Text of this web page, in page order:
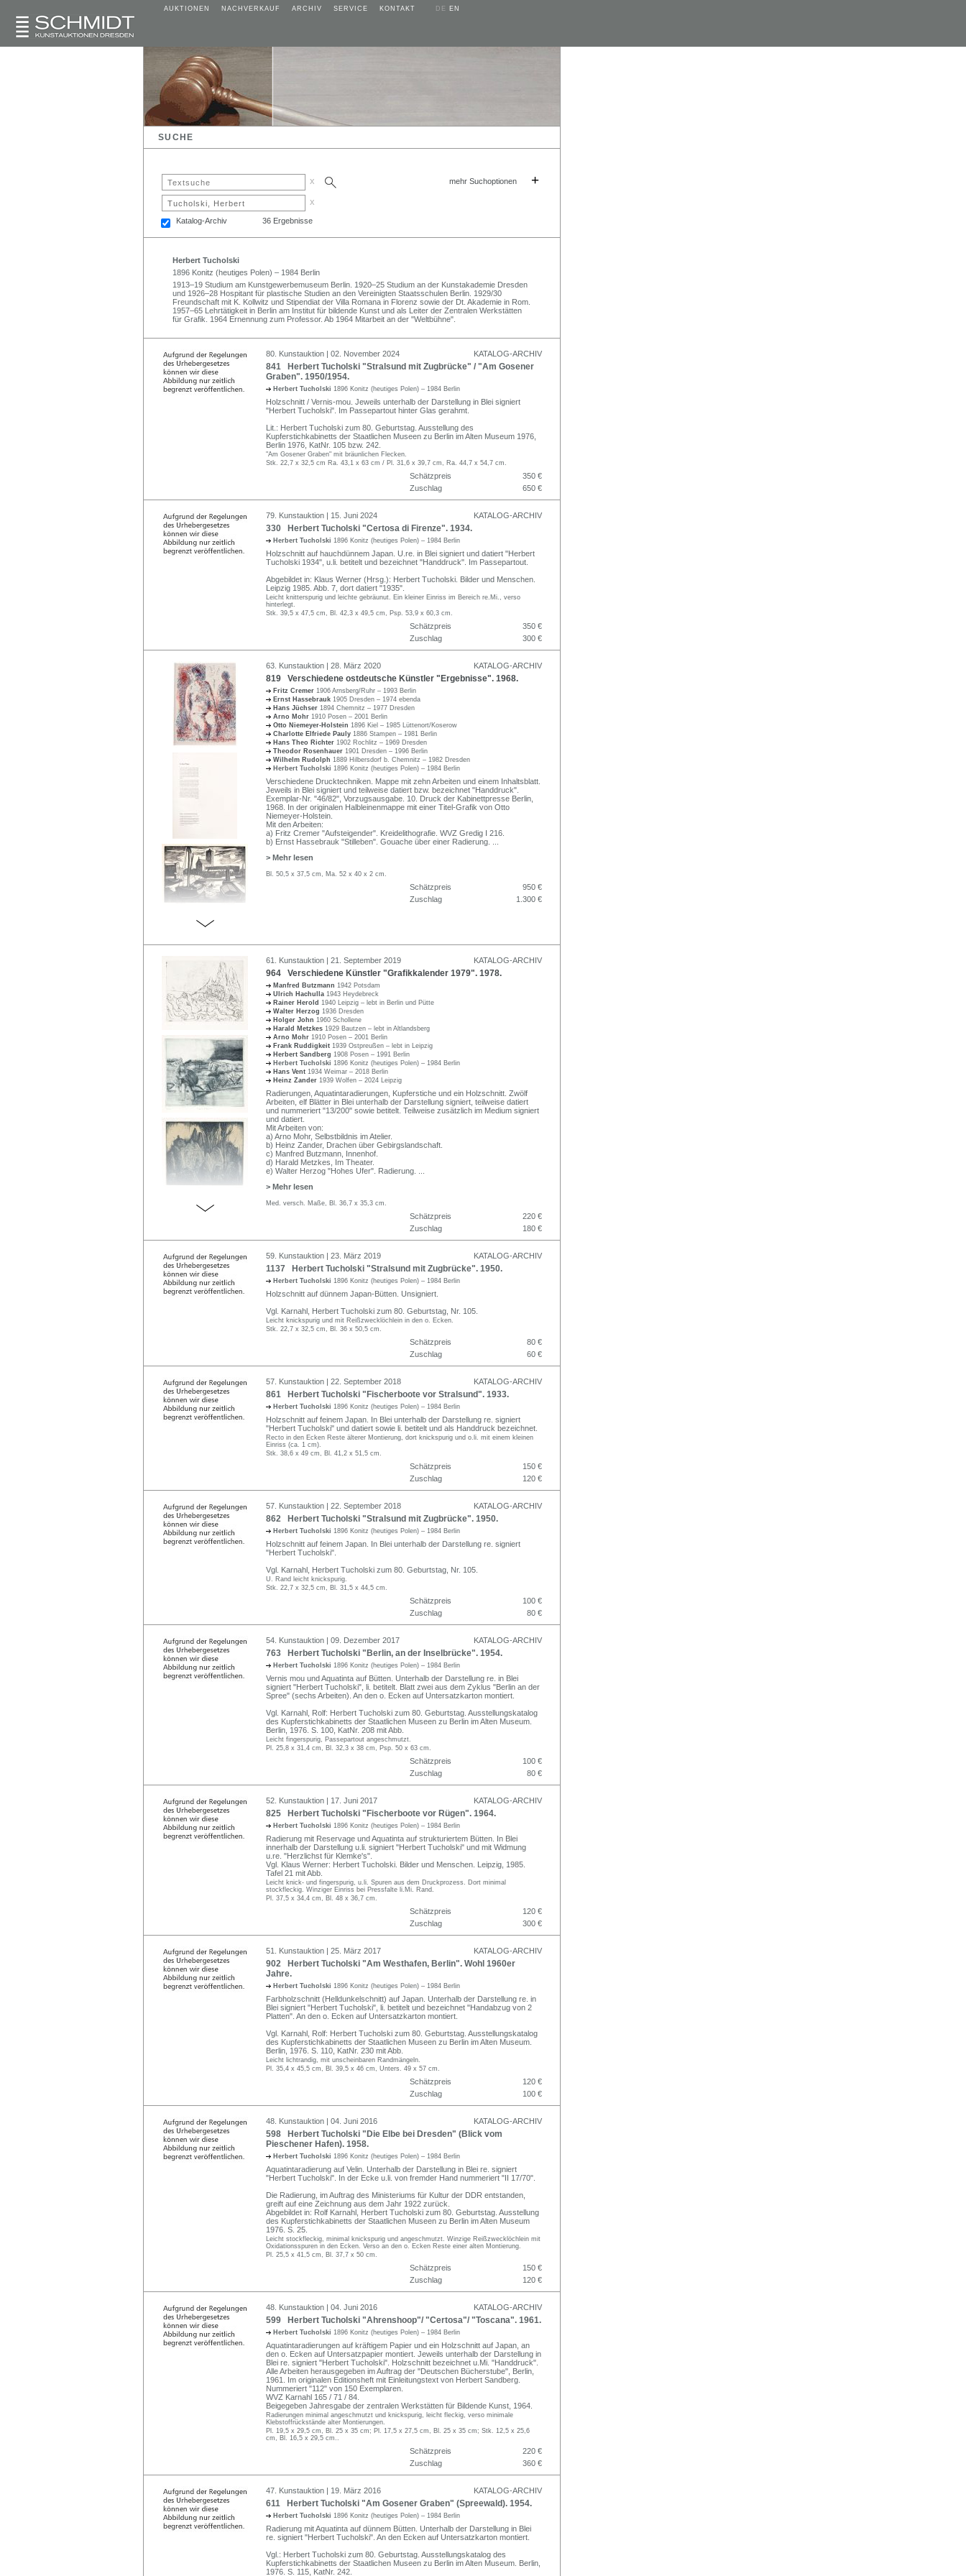
AUKTIONEN NACHVERKAUF ARCHIV SERVICE KONTAKT DE EN
SUCHE
x mehr Suchoptionen +
x
Katalog-Archiv 36 Ergebnisse
Herbert Tucholski
1896 Konitz (heutiges Polen) – 1984 Berlin
1913–19 Studium am Kunstgewerbemuseum Berlin. 1920–25 Studium an der Kunstakademie Dresden
und 1926–28 Hospitant für plastische Studien an den Vereinigten Staatsschulen Berlin. 1929/30
Freundschaft mit K. Kollwitz und Stipendiat der Villa Romana in Florenz sowie der Dt. Akademie in Rom.
1957–65 Lehrtätigkeit in Berlin am Institut für bildende Kunst und als Leiter der Zentralen Werkstätten
für Grafik. 1964 Ernennung zum Professor. Ab 1964 Mitarbeit an der "Weltbühne".
80. Kunstauktion | 02. November 2024 KATALOG-ARCHIV
841 Herbert Tucholski "Stralsund mit Zugbrücke" / "Am Gosener
Graben". 1950/1954.
Herbert Tucholski 1896 Konitz (heutiges Polen) – 1984 Berlin
Holzschnitt / Vernis-mou. Jeweils unterhalb der Darstellung in Blei signiert
"Herbert Tucholski". Im Passepartout hinter Glas gerahmt.
Lit.: Herbert Tucholski zum 80. Geburtstag. Ausstellung des
Kupferstichkabinetts der Staatlichen Museen zu Berlin im Alten Museum 1976,
Berlin 1976, KatNr. 105 bzw. 242.
"Am Gosener Graben" mit bräunlichen Flecken.
Stk. 22,7 x 32,5 cm Ra. 43,1 x 63 cm / Pl. 31,6 x 39,7 cm, Ra. 44,7 x 54,7 cm.
Schätzpreis
350 €
Zuschlag
650 €
79. Kunstauktion | 15. Juni 2024 KATALOG-ARCHIV
330 Herbert Tucholski "Certosa di Firenze". 1934.
Herbert Tucholski 1896 Konitz (heutiges Polen) – 1984 Berlin
Holzschnitt auf hauchdünnem Japan. U.re. in Blei signiert und datiert "Herbert
Tucholski 1934", u.li. betitelt und bezeichnet "Handdruck". Im Passepartout.
Abgebildet in: Klaus Werner (Hrsg.): Herbert Tucholski. Bilder und Menschen.
Leipzig 1985. Abb. 7, dort datiert "1935".
Leicht knitterspurig und leichte gebräunut. Ein kleiner Einriss im Bereich re.Mi., verso
hinterlegt.
Stk. 39,5 x 47,5 cm, Bl. 42,3 x 49,5 cm, Psp. 53,9 x 60,3 cm.
Schätzpreis
350 €
Zuschlag
300 €
63. Kunstauktion | 28. März 2020 KATALOG-ARCHIV
819 Verschiedene ostdeutsche Künstler "Ergebnisse". 1968.
Fritz Cremer 1906 Arnsberg/Ruhr – 1993 Berlin
Ernst Hassebrauk 1905 Dresden – 1974 ebenda
Hans Jüchser 1894 Chemnitz – 1977 Dresden
Arno Mohr 1910 Posen – 2001 Berlin
Otto Niemeyer-Holstein 1896 Kiel – 1985 Lüttenort/Koserow
Charlotte Elfriede Pauly 1886 Stampen – 1981 Berlin
Hans Theo Richter 1902 Rochlitz – 1969 Dresden
Theodor Rosenhauer 1901 Dresden – 1996 Berlin
Wilhelm Rudolph 1889 Hilbersdorf b. Chemnitz – 1982 Dresden
Herbert Tucholski 1896 Konitz (heutiges Polen) – 1984 Berlin
Verschiedene Drucktechniken. Mappe mit zehn Arbeiten und einem Inhaltsblatt.
Jeweils in Blei signiert und teilweise datiert bzw. bezeichnet "Handdruck".
Exemplar-Nr. "46/82", Vorzugsausgabe. 10. Druck der Kabinettpresse Berlin,
1968. In der originalen Halbleinenmappe mit einer Titel-Grafik von Otto
Niemeyer-Holstein.
Mit den Arbeiten:
a) Fritz Cremer "Aufsteigender". Kreidelithografie. WVZ Gredig I 216.
b) Ernst Hassebrauk "Stilleben". Gouache über einer Radierung.
> Mehr lesen
Bl. 50,5 x 37,5 cm, Ma. 52 x 40 x 2 cm.
Schätzpreis
950 €
Zuschlag
1.300 €
61. Kunstauktion | 21. September 2019 KATALOG-ARCHIV
964 Verschiedene Künstler "Grafikkalender 1979". 1978.
Manfred Butzmann 1942 Potsdam
Ulrich Hachulla 1943 Heydebreck
Rainer Herold 1940 Leipzig – lebt in Berlin und Pütte
Walter Herzog 1936 Dresden
Holger John 1960 Schollene
Harald Metzkes 1929 Bautzen – lebt in Altlandsberg
Arno Mohr 1910 Posen – 2001 Berlin
Frank Ruddigkeit 1939 Ostpreußen – lebt in Leipzig
Herbert Sandberg 1908 Posen – 1991 Berlin
Herbert Tucholski 1896 Konitz (heutiges Polen) – 1984 Berlin
Hans Vent 1934 Weimar – 2018 Berlin
Heinz Zander 1939 Wolfen – 2024 Leipzig
Radierungen, Aquatintaradierungen, Kupferstiche und ein Holzschnitt. Zwölf
Arbeiten, elf Blätter in Blei unterhalb der Darstellung signiert, teilweise datiert
und nummeriert "13/200" sowie betitelt. Teilweise zusätzlich im Medium signiert
und datiert.
Mit Arbeiten von:
a) Arno Mohr, Selbstbildnis im Atelier.
b) Heinz Zander, Drachen über Gebirgslandschaft.
c) Manfred Butzmann, Innenhof.
d) Harald Metzkes, Im Theater.
e) Walter Herzog "Hohes Ufer". Radierung.
> Mehr lesen
Med. versch. Maße, Bl. 36,7 x 35,3 cm.
Schätzpreis
220 €
Zuschlag
180 €
59. Kunstauktion | 23. März 2019 KATALOG-ARCHIV
1137 Herbert Tucholski "Stralsund mit Zugbrücke". 1950.
Herbert Tucholski 1896 Konitz (heutiges Polen) – 1984 Berlin
Holzschnitt auf dünnem Japan-Bütten. Unsigniert.
Vgl. Karnahl, Herbert Tucholski zum 80. Geburtstag, Nr. 105.
Leicht knickspurig und mit Reißzwecklöchlein in den o. Ecken.
Stk. 22,7 x 32,5 cm, Bl. 36 x 50,5 cm.
Schätzpreis
80 €
Zuschlag
60 €
57. Kunstauktion | 22. September 2018 KATALOG-ARCHIV
861 Herbert Tucholski "Fischerboote vor Stralsund". 1933.
Herbert Tucholski 1896 Konitz (heutiges Polen) – 1984 Berlin
Holzschnitt auf feinem Japan. In Blei unterhalb der Darstellung re. signiert
"Herbert Tucholski" und datiert sowie li. betitelt und als Handdruck bezeichnet.
Recto in den Ecken Reste älterer Montierung, dort knickspurig und o.li. mit einem kleinen
Einriss (ca. 1 cm).
Stk. 38,6 x 49 cm, Bl. 41,2 x 51,5 cm.
Schätzpreis
150 €
Zuschlag
120 €
57. Kunstauktion | 22. September 2018 KATALOG-ARCHIV
862 Herbert Tucholski "Stralsund mit Zugbrücke". 1950.
Herbert Tucholski 1896 Konitz (heutiges Polen) – 1984 Berlin
Holzschnitt auf feinem Japan. In Blei unterhalb der Darstellung re. signiert
"Herbert Tucholski".
Vgl. Karnahl, Herbert Tucholski zum 80. Geburtstag, Nr. 105.
U. Rand leicht knickspurig.
Stk. 22,7 x 32,5 cm, Bl. 31,5 x 44,5 cm.
Schätzpreis
100 €
Zuschlag
80 €
54. Kunstauktion | 09. Dezember 2017 KATALOG-ARCHIV
763 Herbert Tucholski "Berlin, an der Inselbrücke". 1954.
Herbert Tucholski 1896 Konitz (heutiges Polen) – 1984 Berlin
Vernis mou und Aquatinta auf Bütten. Unterhalb der Darstellung re. in Blei
signiert "Herbert Tucholski", li. betitelt. Blatt zwei aus dem Zyklus "Berlin an der
Spree" (sechs Arbeiten). An den o. Ecken auf Untersatzkarton montiert.
Vgl. Karnahl, Rolf: Herbert Tucholski zum 80. Geburtstag. Ausstellungskatalog
des Kupferstichkabinetts der Staatlichen Museen zu Berlin im Alten Museum.
Berlin, 1976. S. 100, KatNr. 208 mit Abb.
Leicht fingerspurig, Passepartout angeschmutzt.
Pl. 25,8 x 31,4 cm, Bl. 32,3 x 38 cm, Psp. 50 x 63 cm.
Schätzpreis
100 €
Zuschlag
80 €
52. Kunstauktion | 17. Juni 2017 KATALOG-ARCHIV
825 Herbert Tucholski "Fischerboote vor Rügen". 1964.
Herbert Tucholski 1896 Konitz (heutiges Polen) – 1984 Berlin
Radierung mit Reservage und Aquatinta auf strukturiertem Bütten. In Blei
innerhalb der Darstellung u.li. signiert "Herbert Tucholski" und mit Widmung
u.re. "Herzlichst für Klemke's".
Vgl. Klaus Werner: Herbert Tucholski. Bilder und Menschen. Leipzig, 1985.
Tafel 21 mit Abb.
Leicht knick- und fingerspurig, u.li. Spuren aus dem Druckprozess. Dort minimal
stockfleckig. Winziger Einriss bei Pressfalte li.Mi. Rand.
Pl. 37,5 x 34,4 cm, Bl. 48 x 36,7 cm.
Schätzpreis
120 €
Zuschlag
300 €
51. Kunstauktion | 25. März 2017 KATALOG-ARCHIV
902 Herbert Tucholski "Am Westhafen, Berlin". Wohl 1960er
Jahre.
Herbert Tucholski 1896 Konitz (heutiges Polen) – 1984 Berlin
Farbholzschnitt (Helldunkelschnitt) auf Japan. Unterhalb der Darstellung re. in
Blei signiert "Herbert Tucholski", li. betitelt und bezeichnet "Handabzug von 2
Platten". An den o. Ecken auf Untersatzkarton montiert.
Vgl. Karnahl, Rolf: Herbert Tucholski zum 80. Geburtstag. Ausstellungskatalog
des Kupferstichkabinetts der Staatlichen Museen zu Berlin im Alten Museum.
Berlin, 1976. S. 110, KatNr. 230 mit Abb.
Leicht lichtrandig, mit unscheinbaren Randmängeln.
Pl. 35,4 x 45,5 cm, Bl. 39,5 x 46 cm, Unters. 49 x 57 cm.
Schätzpreis
120 €
Zuschlag
100 €
48. Kunstauktion | 04. Juni 2016 KATALOG-ARCHIV
598 Herbert Tucholski "Die Elbe bei Dresden" (Blick vom
Pieschener Hafen). 1958.
Herbert Tucholski 1896 Konitz (heutiges Polen) – 1984 Berlin
Aquatintaradierung auf Velin. Unterhalb der Darstellung in Blei re. signiert
"Herbert Tucholski". In der Ecke u.li. von fremder Hand nummeriert "II 17/70".
Die Radierung, im Auftrag des Ministeriums für Kultur der DDR entstanden,
greift auf eine Zeichnung aus dem Jahr 1922 zurück.
Abgebildet in: Rolf Karnahl, Herbert Tucholski zum 80. Geburtstag. Ausstellung
des Kupferstichkabinetts der Staatlichen Museen zu Berlin im Alten Museum
1976. S. 25.
Leicht stockfleckig, minimal knickspurig und angeschmutzt. Winzige Reißzwecklöchlein mit
Oxidationsspuren in den Ecken. Verso an den o. Ecken Reste einer alten Montierung.
Pl. 25,5 x 41,5 cm, Bl. 37,7 x 50 cm.
Schätzpreis
150 €
Zuschlag
120 €
48. Kunstauktion | 04. Juni 2016 KATALOG-ARCHIV
599 Herbert Tucholski "Ahrenshoop"/ "Certosa"/ "Toscana". 1961.
Herbert Tucholski 1896 Konitz (heutiges Polen) – 1984 Berlin
Aquatintaradierungen auf kräftigem Papier und ein Holzschnitt auf Japan, an
den o. Ecken auf Untersatzpapier montiert. Jeweils unterhalb der Darstellung in
Blei re. signiert "Herbert Tucholski". Holzschnitt bezeichnet u.Mi. "Handdruck".
Alle Arbeiten herausgegeben im Auftrag der "Deutschen Bücherstube", Berlin,
1961. Im originalen Editionsheft mit Einleitungstext von Herbert Sandberg.
Nummeriert "112" von 150 Exemplaren.
WVZ Karnahl 165 / 71 / 84.
Beigegeben Jahresgabe der zentralen Werkstätten für Bildende Kunst, 1964.
Radierungen minimal angeschmutzt und knickspurig, leicht fleckig, verso minimale
Klebstoffrückstände alter Montierungen.
Pl. 19,5 x 29,5 cm, Bl. 25 x 35 cm; Pl. 17,5 x 27,5 cm, Bl. 25 x 35 cm; Stk. 12,5 x 25,6
cm, Bl. 16,5 x 29,5 cm..
Schätzpreis
220 €
Zuschlag
360 €
47. Kunstauktion | 19. März 2016 KATALOG-ARCHIV
611 Herbert Tucholski "Am Gosener Graben" (Spreewald). 1954.
Herbert Tucholski 1896 Konitz (heutiges Polen) – 1984 Berlin
Radierung mit Aquatinta auf dünnem Bütten. Unterhalb der Darstellung in Blei
re. signiert "Herbert Tucholski". An den Ecken auf Untersatzkarton montiert.
Vgl.: Herbert Tucholski zum 80. Geburtstag. Ausstellungskatalog des
Kupferstichkabinetts der Staatlichen Museen zu Berlin im Alten Museum. Berlin,
1976. S. 115, KatNr. 242.